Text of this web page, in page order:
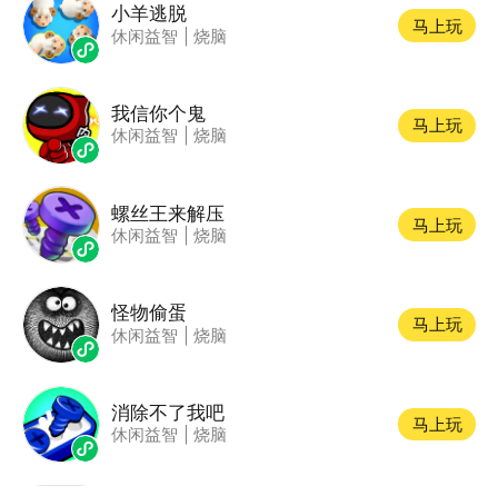
小羊逃脱
休闲益智 烧脑
马上玩
我信你个鬼
休闲益智 烧脑
马上玩
螺丝王来解压
休闲益智 烧脑
马上玩
怪物偷蛋
休闲益智 烧脑
马上玩
消除不了我吧
休闲益智 烧脑
马上玩